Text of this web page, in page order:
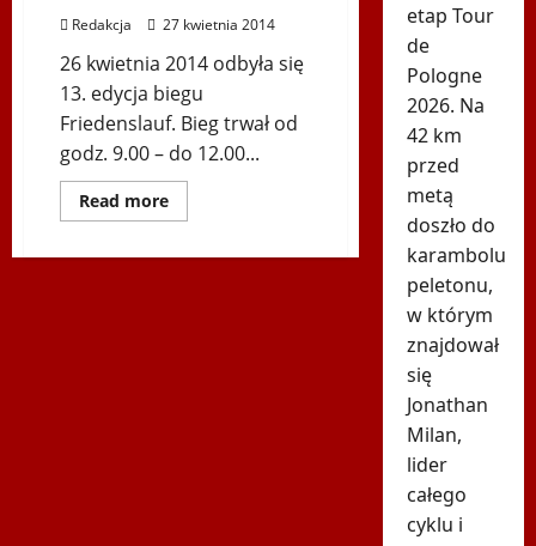
Redakcja 27 kwietnia 2014
26 kwietnia 2014 odbyła się
13. edycja biegu
Friedenslauf. Bieg trwał od
godz. 9.00 – do 12.00...
Read moreDowiedz
się
etap Tour
de
Pologne
2026. Na
42 km
przed
metą
doszło do
karambolu
peletonu,
w którym
znajdował
się
Jonathan
Milan,
lider
całego
cyklu i